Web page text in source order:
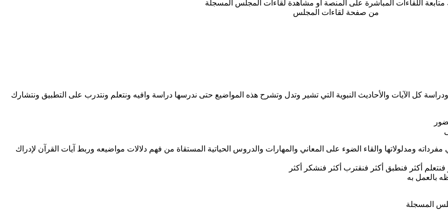
متابعة اللقاءات المباشرة على المنصة أو مشاهدة لقاءات المجلس المسجلة
من صفحة لقاءات المجلس
كل الآيات والأحاديث النبوية التي تشير وتدل وتشرح هذه المواضيع حتى ندرسها دراسة وافيه ونتعلم ونتدرب على التطبيق ونتشارك
ومدلولاتها والقاء الضوء على المعاني والمهارات والدروس الحياتية المستقاة من فهم دلالات مواضيعه وربط آيات القرآن لإدراك
أكثر فنطبق أكثر فنقترب أكثر فنشكر أكثر
بالعمل به
المسجلة